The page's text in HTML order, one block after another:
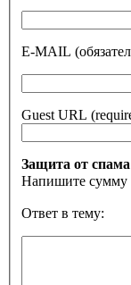
E-MAIL
Guest URL
Защита от
Напишите сумму
Ответ в тему: